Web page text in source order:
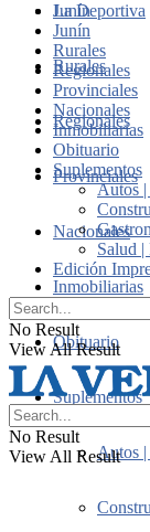
Junín
Rurales
Regionales
Provinciales
Nacionales
Inmobiliarias
Obituario
Suplementos
Autos
La Deportiva
Junín
Rurales
Regionales
Provinciales
Nacionales
Inmobiliarias
Obituario
Suplementos
Autos
Salud |
Edición
No Result
View All Result
No Result
View All Result